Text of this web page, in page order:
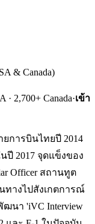
& Canada)
· 2,700+ Canada·เข้า
การบินไทยปี 2014
ปี 2017 จุดแข็งของ
Officer สถานทูต
ทางไปสังเกตการณ์
นา 'iVC Interview